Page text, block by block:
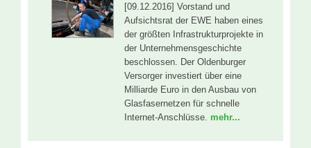
[09.12.2016] Vorstand und
Aufsichtsrat der EWE haben eines
der größten Infrastrukturprojekte in
der Unternehmensgeschichte
beschlossen. Der Oldenburger
Versorger investiert über eine
Milliarde Euro in den Ausbau von
Glasfasernetzen für schnelle
Internet-Anschlüsse. mehr...